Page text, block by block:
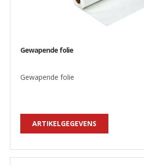
Gewapende folie
Gewapende folie
ARTIKELGEGEVENS